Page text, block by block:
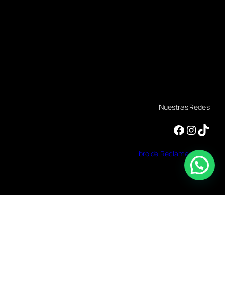
Nuestras Redes
Facebook InstagramTikTok
Librode Reclamaciones